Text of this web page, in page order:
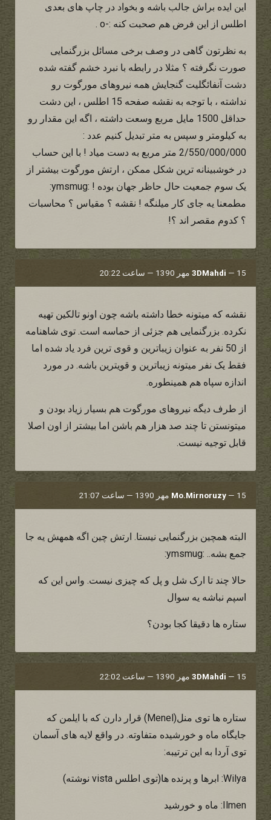
این ایده براش جالب باشه و بخواد در چاپ های بعدی
اطلس از این فرض هم صحبت کنه :-o .
به نظرتون گاهی در وصف برخی مسائل بزرگنمایی
صورت نگرفته ؟ مثلا در رابطه با نبرد خشم گفته شده
دشت آنفائگلیت گنجایش همه نیروهای مورگوت رو
نداشته ، با توجه به نقشه صفحه 15 اطلس ، این دشت
حداقل 1500 مایل مربع وسعت داشته ، اگه این مقدار رو
به کیلومتر و سپس به متر تبدیل کنیم عدد :
2/550/000/000 متر مربع به دست میاد ! با این حساب
در خوشبینانه ترین شکل ممکن ، ارتش مورگوت بیشتر از
یک سوم جمعیت حال حاظر جهان بوده ! :ymsmug:
مطمعنا یه جای کار میلنگه ! نقشه ؟ مقیاس ؟ محاسبات
؟ کدوم مقصر اند ؟!
3DMahdi — 15 مهر 1390 — ساعت 20:22
نقشه که میتونه خطا داشته باشه چون اونو تالکین تهیه
نکرده. بزرگنمایی هم جزئی از حماسه است. توی شاهنامه
از 50 نفر به عنوان زیباترین و قوی ترین فرد یاد شده اما
فقط یک نفر میتونه زیباترین و قویترین باشه. در مورد
اندازه سپاه هم همینطوره.
از طرف دیگه نیروهای مورگوت هم بسیار زیاد بودن و
میتونستن تا چند صد هزار هم باشن اما بیشتر از اون اصلا
قابل توجیه نیست.
Mo.Mirnoruzy — 15 مهر 1390 — ساعت 21:07
البته همچین بزرگنمایی نیستا. ارتش چین اگه همهش یه جا
جمع بشه.. :ymsmug:
حالا چند تا ارک شل و پل که چیزی نیست. واس این که
اسپم نباشه یه سوال
ستاره ها دقیقا کجا بودن؟
3DMahdi — 15 مهر 1390 — ساعت 22:02
ستاره ها توی منل(Menel) قرار دارن که با ایلمن که
جایگاه ماه و خورشیده متفاوته. در واقع لایه های آسمان
توی آردا به این ترتیبه:
Wilya: ابرها و پرنده ها(توی اطلس vista نوشته)
Ilmen: ماه و خورشید